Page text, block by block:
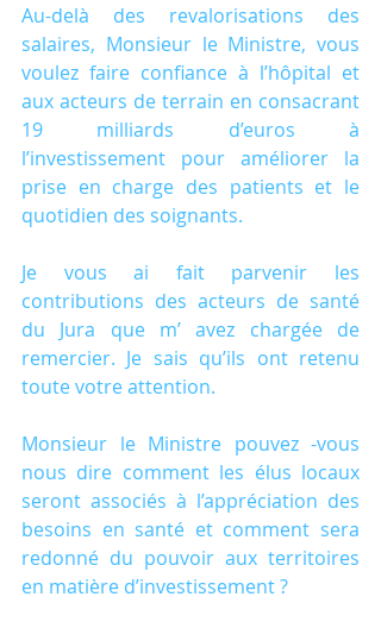
Au-delà des revalorisations des
salaires, Monsieur le Ministre, vous
voulez faire confiance à l’hôpital et
aux acteurs de terrain en consacrant
19 milliards d’euros à
l’investissement pour améliorer la
prise en charge des patients et le
quotidien des soignants.
Je vous ai fait parvenir les
contributions des acteurs de santé
du Jura que m’ avez chargée de
remercier. Je sais qu’ils ont retenu
toute votre attention.
Monsieur le Ministre pouvez -vous
nous dire comment les élus locaux
seront associés à l’appréciation des
besoins en santé et comment sera
redonné du pouvoir aux territoires
en matière d’investissement ?